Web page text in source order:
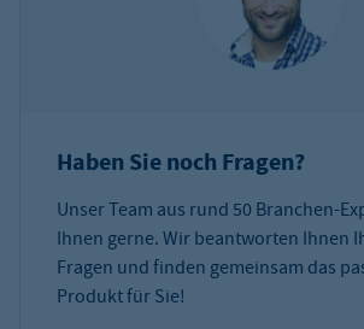
Haben Sie noch Fragen?
Unser Team aus rund 50 Branchen-
Ihnen gerne. Wir beantworten Ihnen
Fragen und finden gemeinsam das
Produkt für Sie!